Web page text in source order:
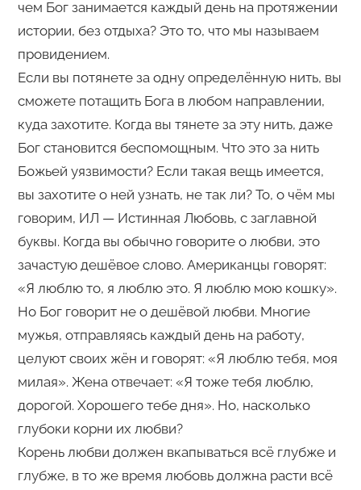
чем Бог занимается каждый день на протяжении
истории, без отдыха? Это то, что мы называем
провидением.
Если вы потянете за одну определённую нить, вы
сможете потащить Бога в любом направлении,
куда захотите. Когда вы тянете за эту нить, даже
Бог становится беспомощным. Что это за нить
Божьей уязвимости? Если такая вещь имеется,
вы захотите о ней узнать, не так ли? То, о чём мы
говорим, ИЛ — Истинная Любовь, с заглавной
буквы. Когда вы обычно говорите о любви, это
зачастую дешёвое слово. Американцы говорят:
«Я люблю то, я люблю это. Я люблю мою кошку».
Но Бог говорит не о дешёвой любви. Многие
мужья, отправляясь каждый день на работу,
целуют своих жён и говорят: «Я люблю тебя, моя
милая». Жена отвечает: «Я тоже тебя люблю,
дорогой. Хорошего тебе дня». Но, насколько
глубоки корни их любви?
Корень любви должен вкапываться всё глубже и
глубже, в то же время любовь должна расти всё